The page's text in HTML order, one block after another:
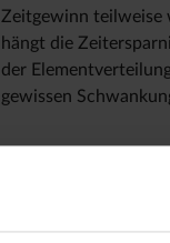
Zeitgewinn teilweise
hängt die
der
gewissen